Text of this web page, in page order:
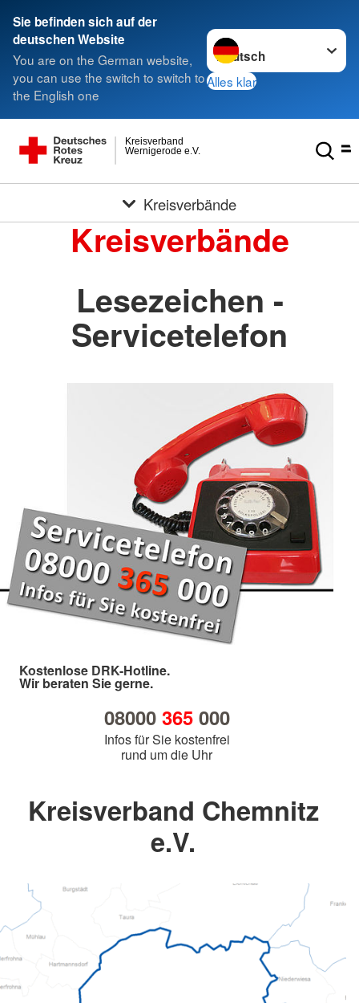
Sie befinden sich auf der
deutschen Website
You are on the German website,
you can use the switch to switch to
the English one
Sprache wechseln zu
Alles klar
Wernigerode e.V.
Kreisverband
Kreisverbände
Kreisverbände
Lesezeichen -
Servicetelefon
Kostenlose DRK-Hotline.
Wir beraten Sie gerne.
08000 365000
Infos für Sie kostenfrei
rund um die Uhr
Kreisverband Chemnitz
e.V.